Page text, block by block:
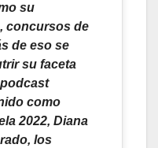
su
concursos de
de eso se
su faceta
como
2022, Diana
los